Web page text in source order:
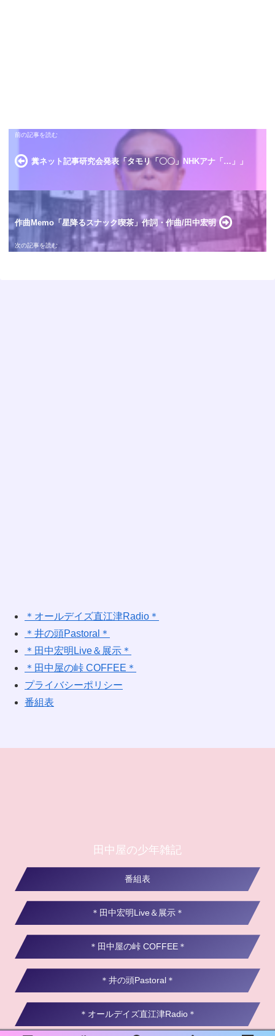
糞ネット記事研究会発表「タモリ「〇〇」NHKアナ「…」」
作曲Memo「星降るスナック喫茶」作詞・作曲/田中宏明
＊オールデイズ直江津Radio＊
＊井の頭Pastoral＊
＊田中宏明Live＆展示＊
＊田中屋の峠 COFFEE＊
プライバシーポリシー
番組表
田中屋の少年雑記
番組表
＊田中宏明Live＆展示＊
＊田中屋の峠 COFFEE＊
＊井の頭Pastoral＊
＊オールデイズ直江津Radio＊